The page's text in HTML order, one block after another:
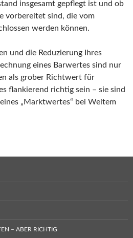
insgesamt gepflegt ist und ob
vorbereitet sind, die vom
werden können.
und die Reduzierung Ihres
eines Barwertes sind nur
als grober Richtwert für
flankierend richtig sein – sie sind
„Marktwertes“ bei Weitem
– ABER RICHTIG